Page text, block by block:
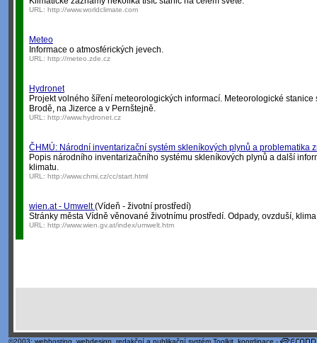
URL: http://www.worldclimate.com
Meteo
Informace o atmosférických jevech.
URL: http://meteo.zde.cz
Hydronet
Projekt volného šíření meteorologických informací. Meteorologické stanice
Brodě, na Jizerce a v Pernštejně.
URL: http://www.hydronet.cz
ČHMÚ: Národní inventarizační systém skleníkových plynů a problematika
Popis národního inventarizačního systému skleníkových plynů a další
klimatu.
URL: http://www.chmi.cz/cc/start.html
wien.at - Umwelt(Vídeň - životní prostředí)
Stránky města Vídně věnované životnímu prostředí. Odpady, ovzduší,
URL: http://www.wien.gv.at/index/umwelt.htm
©2003; webhosting webdesign redakční a publikační systém Toolkit , koordinace -